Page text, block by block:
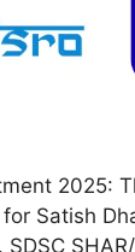
2025:
Satish